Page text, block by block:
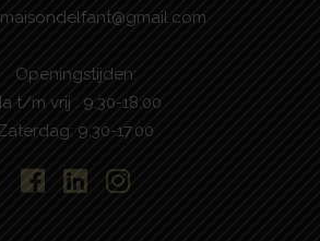
maisondelfant@gmail.com
Openingstijden:
t/m vrij : 9.30-18.00
9.30-17.00